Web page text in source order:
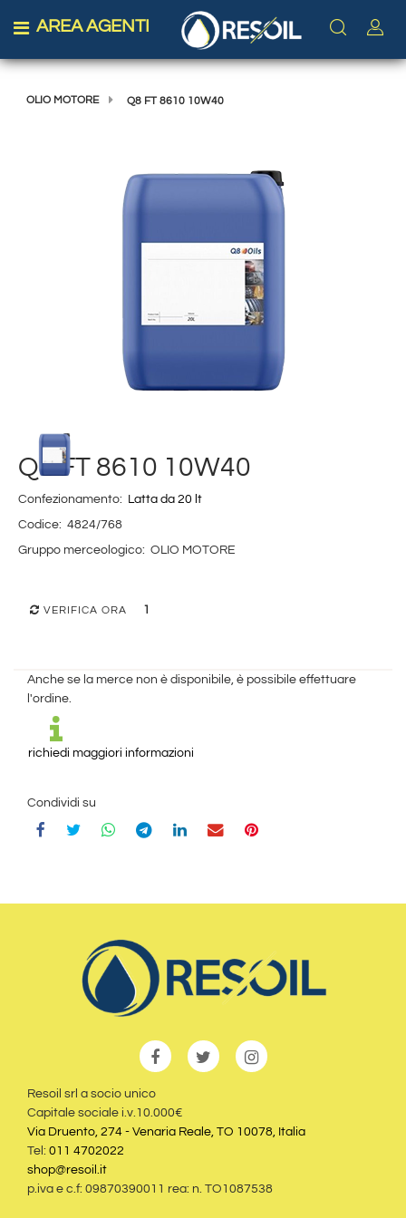
Open menu
AREA AGENTI
OLIO MOTORE Q8 FT 8610 10W40
Q8 FT 8610 10W40
Confezionamento: Latta da 20 lt
Codice: 4824/768
Gruppo merceologico: OLIO MOTORE
VERIFICA ORA 1
Anche se la merce non è disponibile, è possibile effettuare
l'ordine.
richiedi maggiori informazioni
Condividi su
Resoil srl a socio unico
Capitale sociale i.v.10.000€
Via Druento, 274 - Venaria Reale, TO 10078, Italia
Tel: 011 4702022
shop@resoil.it
p.iva e c.f: 09870390011 rea: n. TO1087538